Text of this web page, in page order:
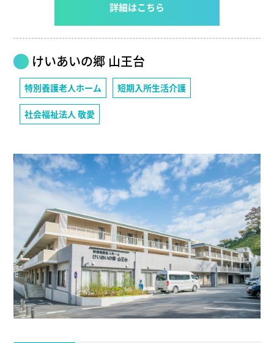
詳細はこちら
けいあいの郷 山王台
特別養護老人ホーム 短期入所生活介護
社会福祉法人 敬愛